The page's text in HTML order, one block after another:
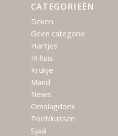
CATEGORIEËN
Deken
Geen categorie
Hartjes
In huis
Krukje
Mand
News
Omslagdoek
Poef/kussen
Sjaal